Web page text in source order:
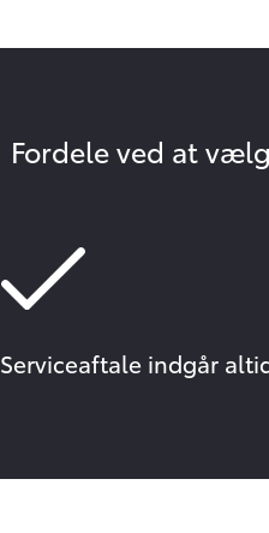
Fordele ved at
Serviceaftale indgår